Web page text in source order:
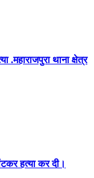
.महाराजपुरा थाना क्षेत्र
हत्या कर दी।